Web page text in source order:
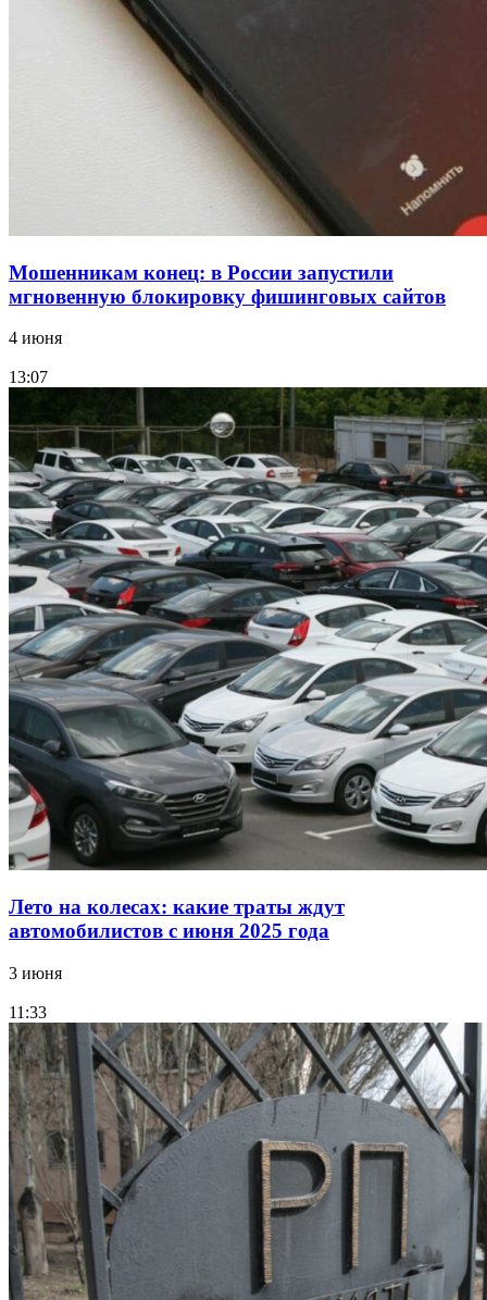
Волгоградские компании нарастили экспорт:
заключены контракты на 3,6 млн долларов
Мошенникам конец: в России запустили
мгновенную блокировку фишинговых сайтов
4 июня
13:07
Лето на колесах: какие траты ждут
автомобилистов с июня 2025 года
3 июня
11:33